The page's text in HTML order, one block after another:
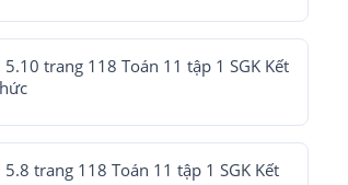
5.10 trang 118 Toán 11 tập 1 SGK Kết
5.8 trang 118 Toán 11 tập 1 SGK Kết